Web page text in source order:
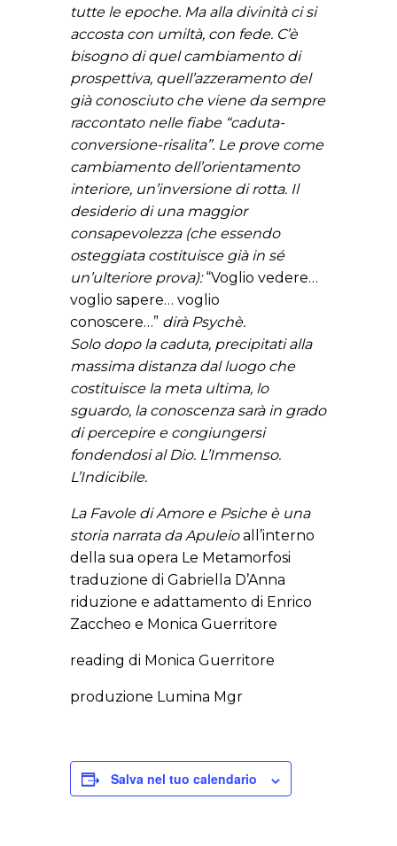
tutte le epoche. Ma alla divinità ci si
accosta con umiltà, con fede. C’è
bisogno di quel cambiamento di
prospettiva, quell’azzeramento del
già conosciuto che viene da sempre
raccontato nelle fiabe “caduta-
conversione-risalita”. Le prove come
cambiamento dell’orientamento
interiore, un’inversione di rotta. Il
desiderio di una maggior
consapevolezza (che essendo
osteggiata costituisce già in sé
un’ulteriore prova):“Voglio vedere…
voglio sapere… voglio
conoscere…” dirà Psychè.
Solo dopo la caduta, precipitati alla
massima distanza dal luogo che
costituisce la meta ultima, lo
sguardo, la conoscenza sarà in grado
di percepire e congiungersi
fondendosi al Dio. L’Immenso.
L’Indicibile.
La Favole di Amore e Psiche è una
storia narrata da Apuleioall’interno
della sua opera Le Metamorfosi
traduzione di Gabriella D’Anna
riduzione e adattamento di Enrico
Zaccheo e Monica Guerritore
reading di Monica Guerritore
produzione Lumina Mgr
Salva nel tuo calendario